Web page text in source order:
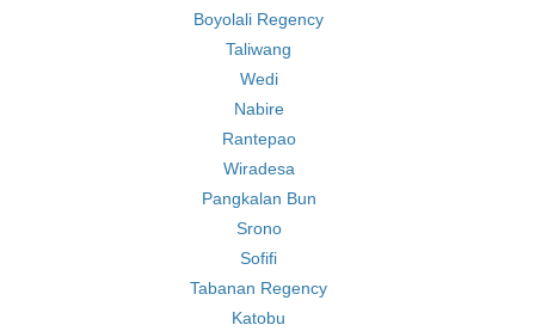
Boyolali Regency
Taliwang
Wedi
Nabire
Rantepao
Wiradesa
Pangkalan Bun
Srono
Sofifi
Tabanan Regency
Katobu